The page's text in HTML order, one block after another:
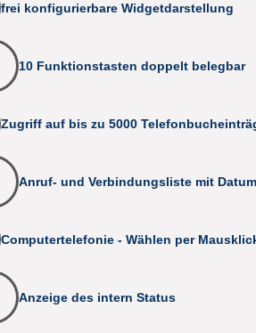
frei konfigurierbare Widgetdarstellung
10 Funktionstasten doppelt belegbar
Zugriff auf bis zu 5000
Anruf- und Verbindungsliste mit
Computertelefonie - Wählen per
Anzeige des intern Status